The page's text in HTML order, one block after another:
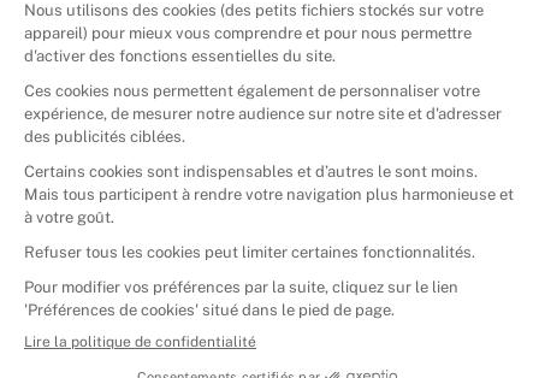
🇮🇹Italie
Donner vos livres
Ammareal © 2026